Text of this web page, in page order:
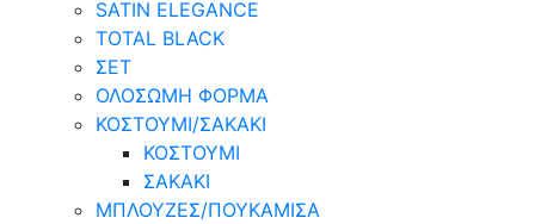
SATIN ELEGANCE
TOTAL BLACK
ΣΕΤ
ΟΛΟΣΩΜΗ ΦΟΡΜΑ
ΚΟΣΤΟΥΜΙ/ΣΑΚΑΚΙ
ΚΟΣΤΟΥΜΙ
ΣΑΚΑΚΙ
ΜΠΛΟΥΖΕΣ/ΠΟΥΚΑΜΙΣΑ